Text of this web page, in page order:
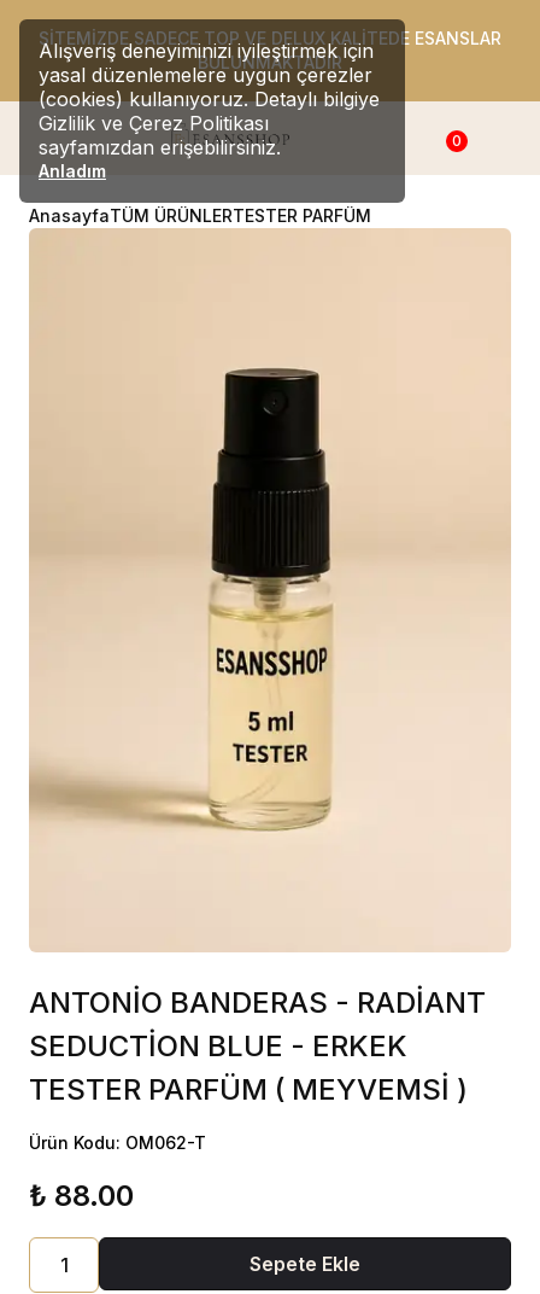
Alışveriş deneyiminizi iyileştirmek için
yasal düzenlemelere uygun çerezler
(cookies) kullanıyoruz. Detaylı bilgiye
Gizlilik ve Çerez Politikası
sayfamızdan erişebilirsiniz.
Anladım
SİTEMİZDE SADECE TOP VE DELUX KALİTEDE ESANSLAR
BULUNMAKTADIR
0
AnasayfaTÜM ÜRÜNLERTESTER PARFÜM
ANTONİO BANDERAS - RADİANT
SEDUCTİON BLUE - ERKEK
TESTER PARFÜM ( MEYVEMSİ )
Ürün Kodu: OM062-T
₺ 88.00
Sepete Ekle